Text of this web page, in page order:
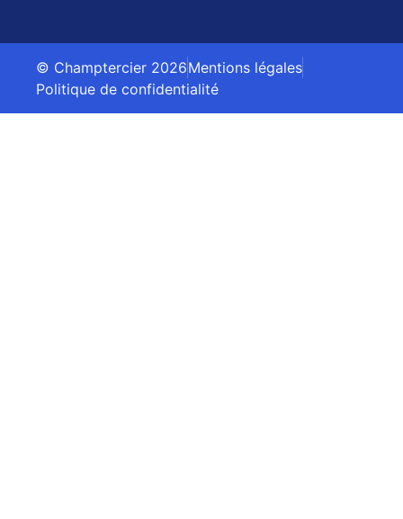
© Champtercier 2026Mentions légales
Politique de confidentialité